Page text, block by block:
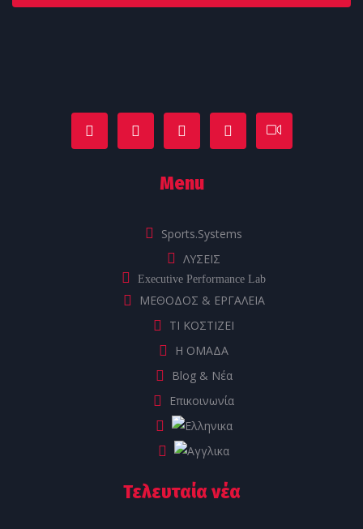
Menu
Sports.Systems
ΛΥΣΕΙΣ
Executive Performance Lab
ΜΕΘΟΔΟΣ & ΕΡΓΑΛΕΙΑ
ΤΙ ΚΟΣΤΙΖΕΙ
Η ΟΜΑΔΑ
Blog & Νέα
Επικοινωνία
Τελευταία νέα